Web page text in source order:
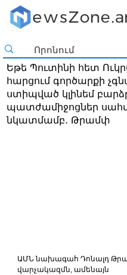
Եթե Պուտինի հետ
հարցում գործարքի
ստիպված կլինեմ
պատժամիջոցներ
նկատմամբ․ Թրամփ
ԱՄՆ նախագահ Դոնալդ
վարչակազմն, ամենայն